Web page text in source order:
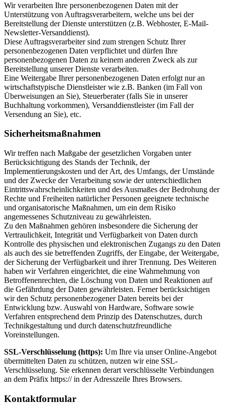
Wir verarbeiten Ihre personenbezogenen Daten mit der
Unterstützung von Auftragsverarbeitern, welche uns bei der
Bereitstellung der Dienste unterstützen (z.B. Webhoster, E-Mail-
Newsletter-Versanddienst).
Diese Auftragsverarbeiter sind zum strengen Schutz Ihrer
personenbezogenen Daten verpflichtet und dürfen Ihre
personenbezogenen Daten zu keinem anderen Zweck als zur
Bereitstellung unserer Dienste verarbeiten.
Eine Weitergabe Ihrer personenbezogenen Daten erfolgt nur an
wirtschaftstypische Dienstleister wie z.B. Banken (im Fall von
Überweisungen an Sie), Steuerberater (falls Sie in unserer
Buchhaltung vorkommen), Versanddienstleister (im Fall der
Versendung an Sie), etc.
Sicherheitsmaßnahmen
Wir treffen nach Maßgabe der gesetzlichen Vorgaben unter
Berücksichtigung des Stands der Technik, der
Implementierungskosten und der Art, des Umfangs, der Umstände
und der Zwecke der Verarbeitung sowie der unterschiedlichen
Eintrittswahrscheinlichkeiten und des Ausmaßes der Bedrohung der
Rechte und Freiheiten natürlicher Personen geeignete technische
und organisatorische Maßnahmen, um ein dem Risiko
angemessenes Schutzniveau zu gewährleisten.
Zu den Maßnahmen gehören insbesondere die Sicherung der
Vertraulichkeit, Integrität und Verfügbarkeit von Daten durch
Kontrolle des physischen und elektronischen Zugangs zu den Daten
als auch des sie betreffenden Zugriffs, der Eingabe, der Weitergabe,
der Sicherung der Verfügbarkeit und ihrer Trennung. Des Weiteren
haben wir Verfahren eingerichtet, die eine Wahrnehmung von
Betroffenenrechten, die Löschung von Daten und Reaktionen auf
die Gefährdung der Daten gewährleisten. Ferner berücksichtigen
wir den Schutz personenbezogener Daten bereits bei der
Entwicklung bzw. Auswahl von Hardware, Software sowie
Verfahren entsprechend dem Prinzip des Datenschutzes, durch
Technikgestaltung und durch datenschutzfreundliche
Voreinstellungen.
SSL-Verschlüsselung (https): Um Ihre via unser Online-Angebot
übermittelten Daten zu schützen, nutzen wir eine SSL-
Verschlüsselung. Sie erkennen derart verschlüsselte Verbindungen
an dem Präfix https:// in der Adresszeile Ihres Browsers.
Kontaktformular